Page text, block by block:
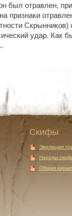
был отравлен,
признаки
Скрынников)
удар. Как
Скифы
Эволюция
Народы
Общая